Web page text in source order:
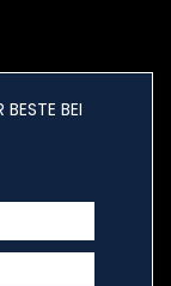
BESTE BEI